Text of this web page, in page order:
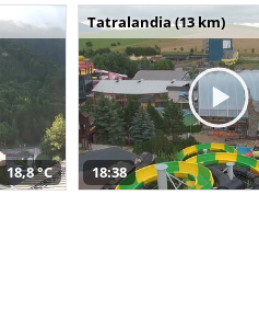
18,8 °C
Tatralandia (13 km)
18:38